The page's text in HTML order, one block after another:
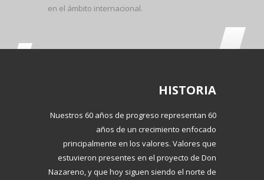
en el ámbito internacional.
HISTORIA
Nuestros 60 años de progreso representan 60
años de un crecimiento enfocado
principalmente en los valores. Valores que
estuvieron presentes en el proyecto de Don
Nazareno, y que hoy siguen siendo el norte de